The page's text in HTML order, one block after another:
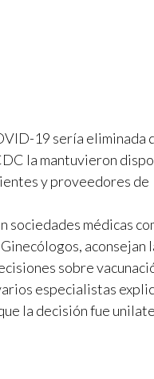
19 sería eliminada
la mantuvieron
y proveedores de
sociedades médicas
aconsejan
sobre
especialistas
la decisión fue